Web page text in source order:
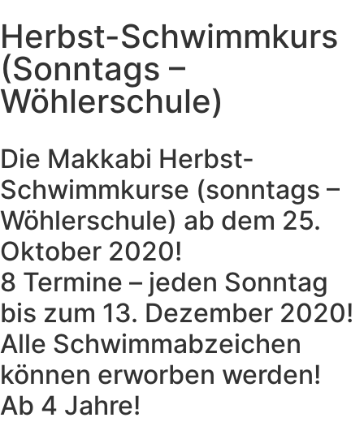
Herbst-Schwimmkurs
(Sonntags –
Wöhlerschule)
Die Makkabi Herbst-
Schwimmkurse (sonntags –
Wöhlerschule) ab dem 25.
Oktober 2020!
8 Termine – jeden Sonntag
bis zum 13. Dezember 2020!
Alle Schwimmabzeichen
können erworben werden!
Ab 4 Jahre!